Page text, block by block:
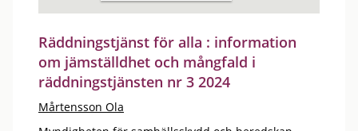
Räddningstjänst för alla : information
om jämställdhet och mångfald i
räddningstjänsten nr 3 2024
Mårtensson Ola